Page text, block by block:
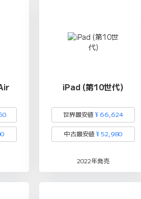
iPad (第10世代)
世界最安値 ¥ 66,624
中古最安値 ¥ 52,980
2022年発売